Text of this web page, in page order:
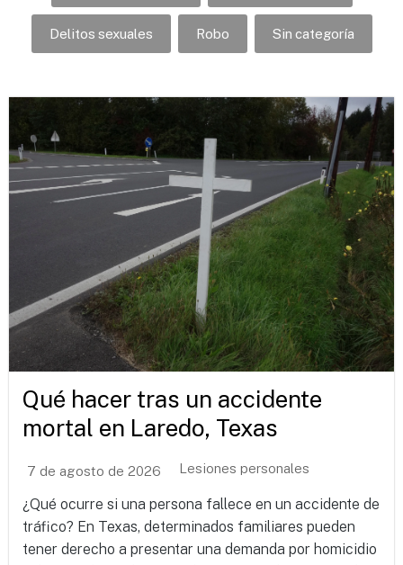
Delitos sexuales Robo Sin categoría
Qué hacer tras un accidente
mortal en Laredo, Texas
7 de agosto de 2026 Lesiones personales
¿Qué ocurre si una persona fallece en un accidente de
tráfico? En Texas, determinados familiares pueden
tener derecho a presentar una demanda por homicidio